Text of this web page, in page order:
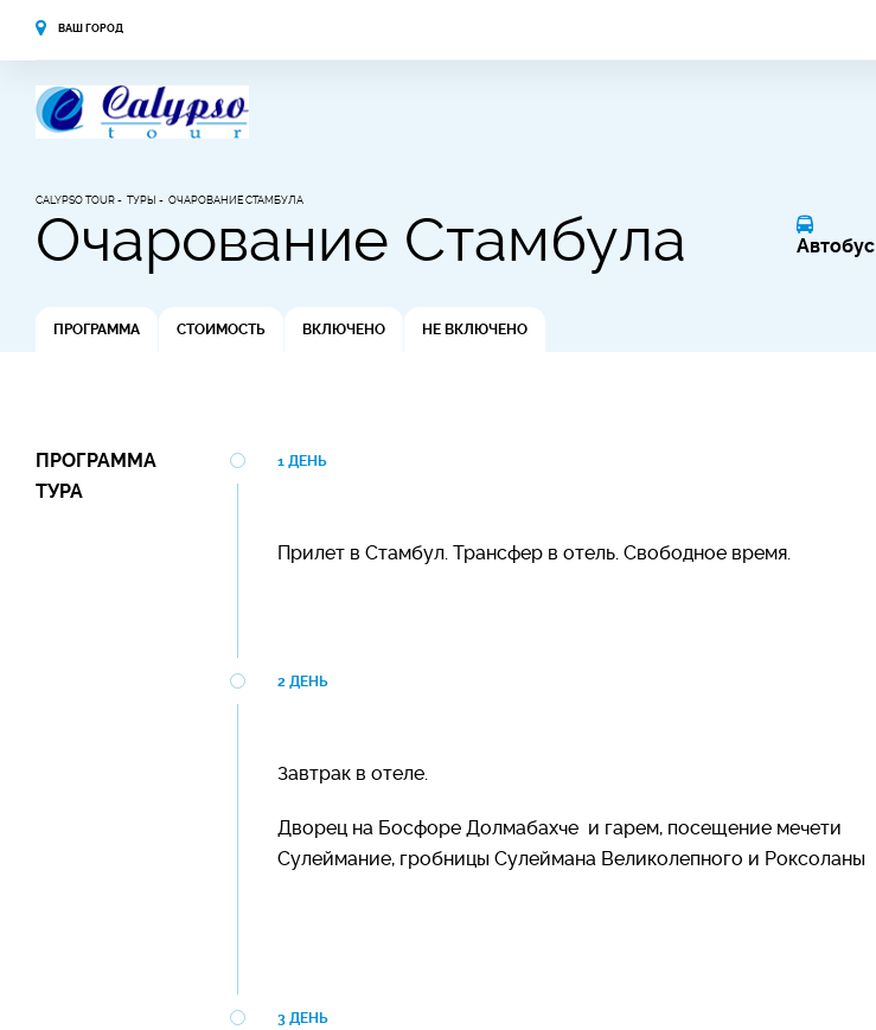
ВАШ ГОРОД
CALYPSO TOUR ТУРЫ ОЧАРОВАНИЕ СТАМБУЛА
Очарование Стамбула Автобус
ПРОГРАММА СТОИМОСТЬ ВКЛЮЧЕНО НЕ ВКЛЮЧЕНО
ПРОГРАММА
ТУРА
1 ДЕНЬ
Прилет в Стамбул. Трансфер в отель. Свободное время.
2 ДЕНЬ
Завтрак в отеле.
Дворец на Босфоре Долмабахче и гарем, посещение мечети
Сулеймание, гробницы Сулеймана Великолепного и Роксоланы
3 ДЕНЬ